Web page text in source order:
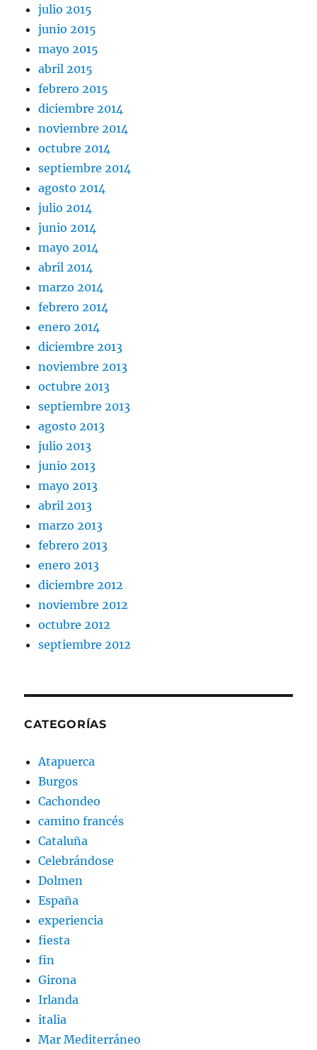
julio 2015
junio 2015
mayo 2015
abril 2015
febrero 2015
diciembre 2014
noviembre 2014
octubre 2014
septiembre 2014
agosto 2014
julio 2014
junio 2014
mayo 2014
abril 2014
marzo 2014
febrero 2014
enero 2014
diciembre 2013
noviembre 2013
octubre 2013
septiembre 2013
agosto 2013
julio 2013
junio 2013
mayo 2013
abril 2013
marzo 2013
febrero 2013
enero 2013
diciembre 2012
noviembre 2012
octubre 2012
septiembre 2012
CATEGORÍAS
Atapuerca
Burgos
Cachondeo
camino francés
Cataluña
Celebrándose
Dolmen
España
experiencia
fiesta
fin
Girona
Irlanda
italia
Mar Mediterráneo